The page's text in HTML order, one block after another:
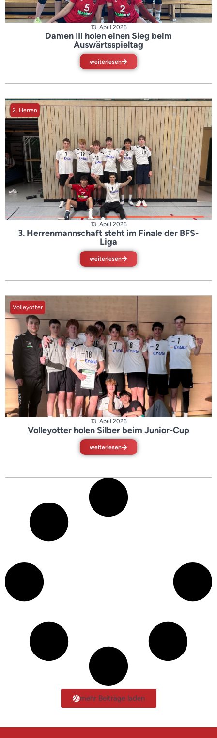
13. April 2026
Damen III holen einen Sieg beim
Auswärtsspieltag
weiterlesen
2. Herren
13. April 2026
3. Herrenmannschaft steht im Finale der BFS-
Liga
weiterlesen
Volleyotter
13. April 2026
Volleyotter holen Silber beim Junior-Cup
weiterlesen
mehr Beiträge laden